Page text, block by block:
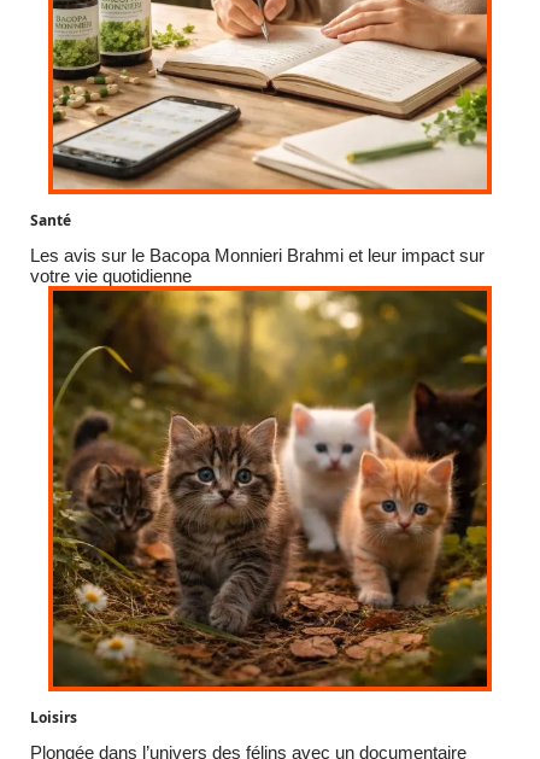
Santé
Les avis sur le Bacopa Monnieri Brahmi et leur impact sur
votre vie quotidienne
Loisirs
Plongée dans l’univers des félins avec un documentaire